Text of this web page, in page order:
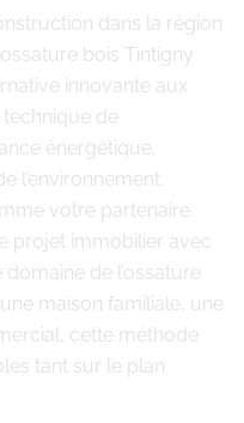
dans la région
bois Tintigny
innovante aux
de
énergétique,
l’environnement.
votre partenaire
projet immobilier avec
de l’ossature
maison familiale, une
cette méthode
tant sur le plan